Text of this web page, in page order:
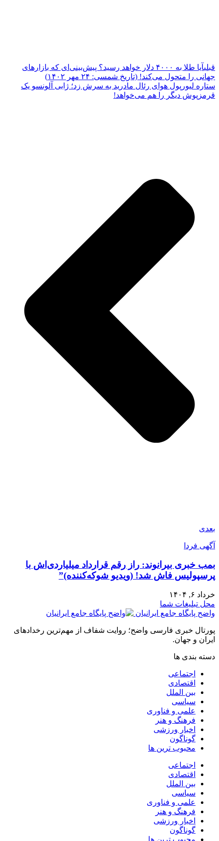
قبلی
آیا طلا به ۴۰۰۰ دلار خواهد رسید؟ پیش‌بینی‌ای که بازارهای
جهانی را متحول می‌کند! (تاریخ شمسی: ۲۴ مهر ۱۴۰۲)
ستاره لیورپول هوای رئال مادرید به سرش زد؛ ژابی آلونسو یک
قرمزپوش دیگر را هم می‌خواهد!
بعدی
آگهی فردا
بمب خبری بیرانوند: راز رقم قرارداد میلیاردی‌اش با
پرسپولیس فاش شد! (ویدیو شوکه‌کننده)”
خرداد ۶, ۱۴۰۴
محل تبلیغات شما
واضح پایگاه جامع ایرانیان
پورتال خبری فارسی واضح؛ روایت شفاف از مهم‌ترین رخدادهای
ایران و جهان.
دسته بندی ها
اجتماعی
اقتصادی
بین الملل
سیاسی
علمی و فناوری
فرهنگ و هنر
اخبار ورزشی
گوناگون
محبوب ترین ها
اجتماعی
اقتصادی
بین الملل
سیاسی
علمی و فناوری
فرهنگ و هنر
اخبار ورزشی
گوناگون